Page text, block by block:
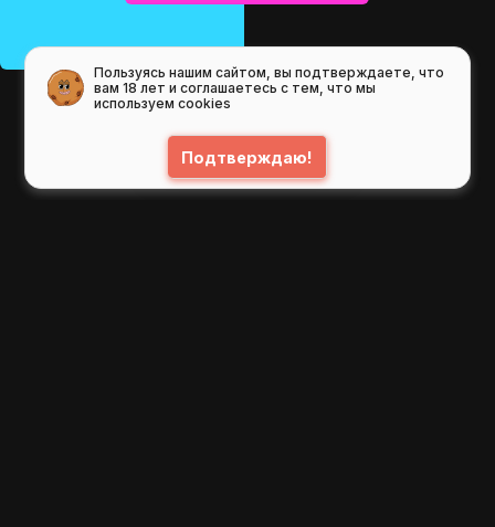
Пользуясь нашим сайтом, вы подтверждаете, что
вам 18 лет и соглашаетесь с тем, что мы
используем cookies
Подтверждаю!